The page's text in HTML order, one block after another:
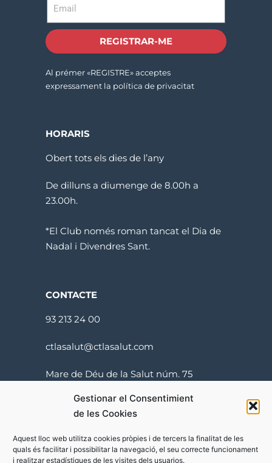
Gestionar el Consentimient
de les Cookies
Aquest lloc web utilitza cookies pròpies i de tercers la finalitat de les
quals és facilitar i possibilitar la navegació, el seu correcte funcionament
i realitzar estadístiques de les visites dels usuarios.
REGISTRAR-ME
Al prémer «REGISTRE» acceptes
expressament la política de privacitat
HORARIS
Obert tots els dies de l’any
De dilluns a diumenge de 8.00h a
23.00h.
*El Club només roman tancat el Dia de
Nadal i Divendres Sant.
CONTACTE
93 213 24 00
ctlasalut@ctlasalut.com
Mare de Déu de la Salut núm. 75